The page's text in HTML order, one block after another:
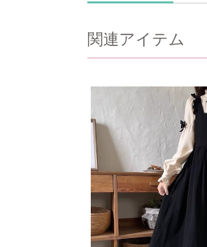
関連アイテム